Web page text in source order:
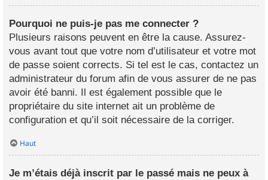
Pourquoi ne puis-je pas me connecter ?
Plusieurs raisons peuvent en être la cause. Assurez-
vous avant tout que votre nom d’utilisateur et votre mot
de passe soient corrects. Si tel est le cas, contactez un
administrateur du forum afin de vous assurer de ne pas
avoir été banni. Il est également possible que le
propriétaire du site internet ait un problème de
configuration et qu’il soit nécessaire de la corriger.
Haut
Je m’étais déjà inscrit par le passé mais ne peux à